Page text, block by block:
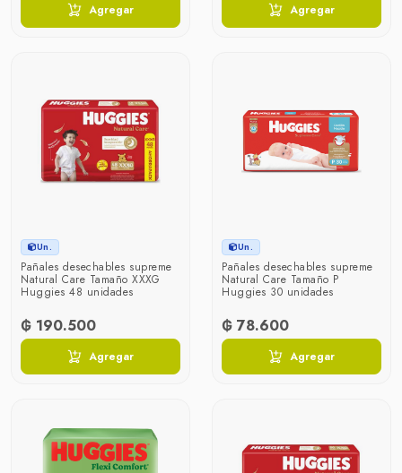
Agregar Agregar
Un.
Pañales desechables supreme
Natural Care Tamaño XXXG
Huggies 48 unidades
₲ 190.500
Agregar
Un.
Pañales desechables supreme
Natural Care Tamaño P
Huggies 30 unidades
₲ 78.600
Agregar